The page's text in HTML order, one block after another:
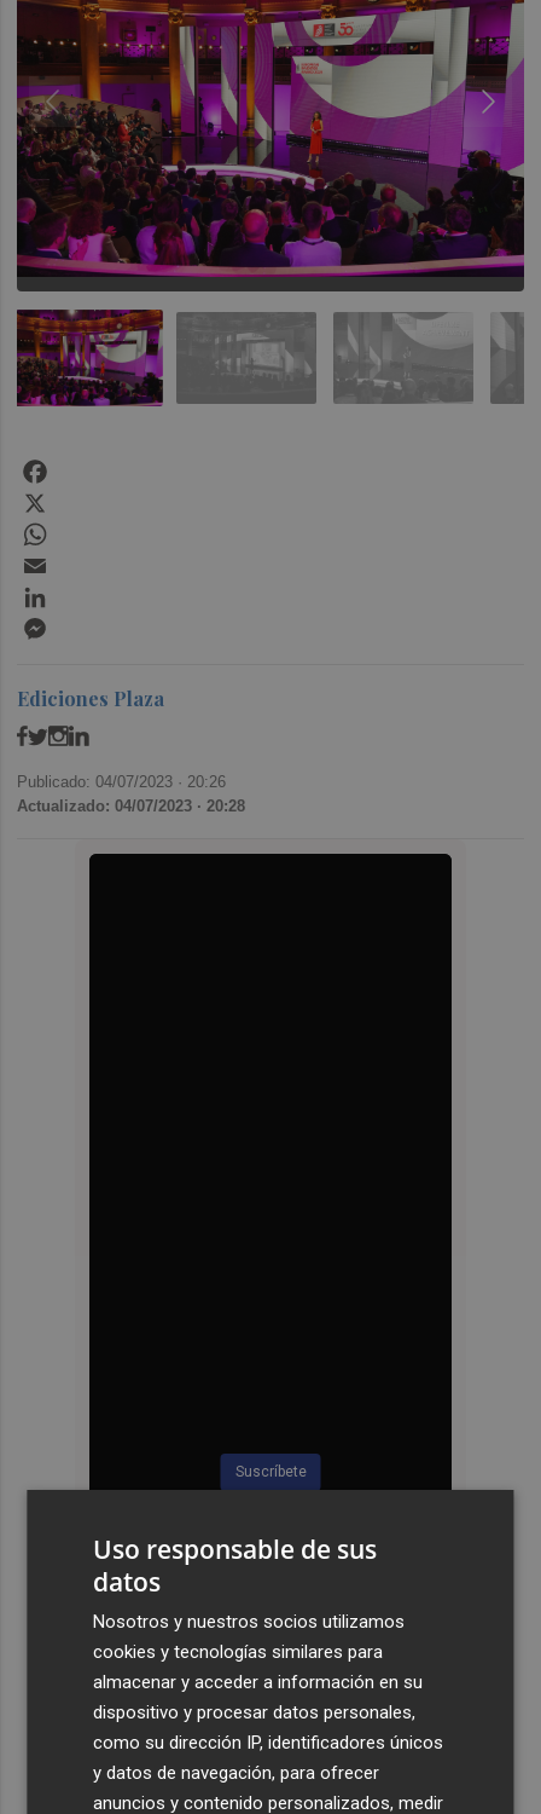
Suscríbete
Ediciones Plaza
Publicado: 04/07/2023 · 20:26
Actualizado: 04/07/2023 · 20:28
Uso responsable de sus
datos
Nosotros y nuestros socios utilizamos
cookies y tecnologías similares para
almacenar y acceder a información en su
dispositivo y procesar datos personales,
como su dirección IP, identificadores únicos
y datos de navegación, para ofrecer
anuncios y contenido personalizados, medir